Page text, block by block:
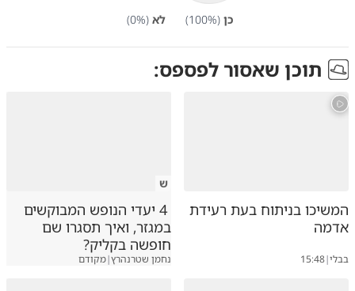
כן (
100%) לא (
0%)
תוכן שאסור לפספס:
המשיכו בניתוח בעת רעידת
אדמה
בבלי|
15:48
ש
4 יעדי הנופש המבוקשים
במגזר, ואיך תסגרו שם
חופשה בקליק?
נחמן שטרנהרץ|מקודם